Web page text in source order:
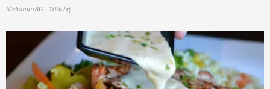
MelomanBG - 10te.bg